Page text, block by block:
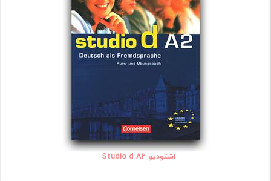
اشتودیو Studio d A2